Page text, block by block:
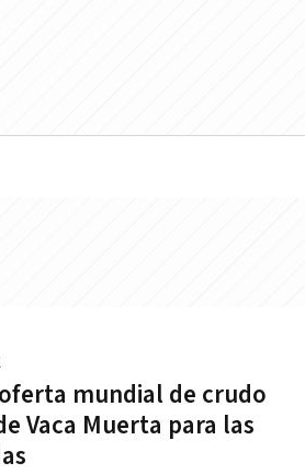
mundial de crudo
Vaca Muerta para las